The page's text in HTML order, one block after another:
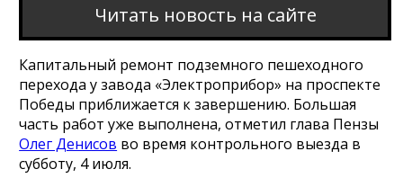
Читать новость на сайте
Капитальный ремонт подземного пешеходного
перехода у завода «Электроприбор» на проспекте
Победы приближается к завершению. Большая
часть работ уже выполнена, отметил глава Пензы
Олег Денисов во время контрольного выезда в
субботу, 4 июля.